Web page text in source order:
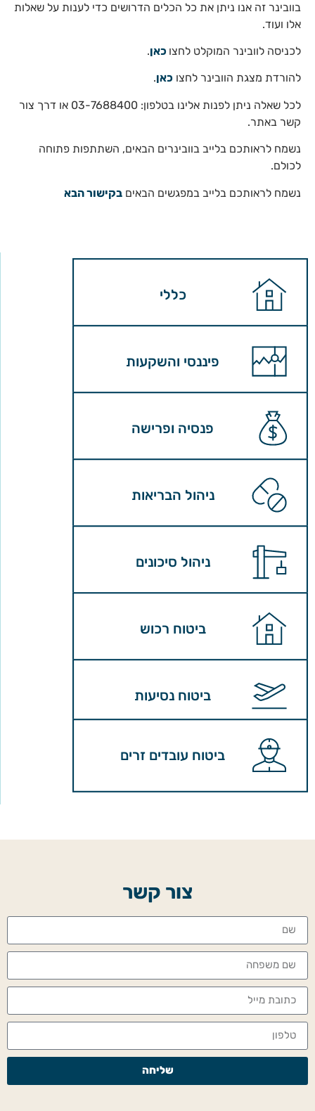
כללי
פיננסי והשקעות
פנסיה ופרישה
ניהול הבריאות
ניהול סיכונים
ביטוח רכוש
ביטוח נסיעות
ביטוח עובדים זרים
בוובינר זה אנו ניתן את כל הכלים הדרושים כדי לענות על שאלות
אלו ועוד.
לכניסה לוובינר המוקלט לחצו כאן.
להורדת מצגת הוובינר לחצו כאן.
לכל שאלה ניתן לפנות אלינו בטלפון: 03-7688400 או דרך צור
קשר באתר.
נשמח לראותכם בלייב בוובינרים הבאים, השתתפות פתוחה
לכולם.
נשמח לראותכם בלייב במפגשים הבאים בקישור הבא
צור קשר
שליחה